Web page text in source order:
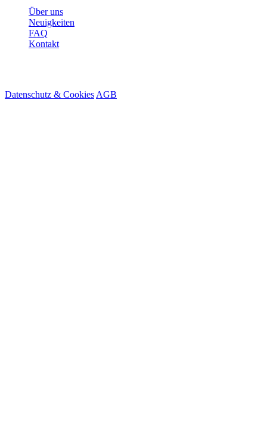
Über uns
Neuigkeiten
FAQ
Kontakt
Datenschutz & Cookies AGB